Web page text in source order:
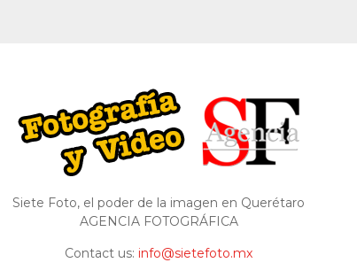
Siete Foto, el poder de la imagen en Querétaro
AGENCIA FOTOGRÁFICA
Contact us: info@sietefoto.mx